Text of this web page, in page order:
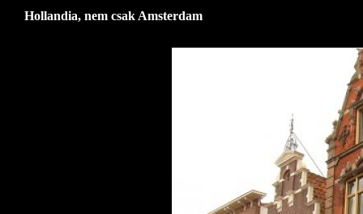
Hollandia, nem csak Amsterdam